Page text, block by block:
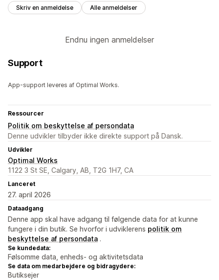
Skriv en anmeldelse Alle anmeldelser
Endnu ingen anmeldelser
Support
App-support leveres af Optimal Works.
Ressourcer
Politik om beskyttelse af persondata
Denne udvikler tilbyder ikke direkte support på Dansk.
Udvikler
Optimal Works
1122 3 St SE, Calgary, AB, T2G 1H7, CA
Lanceret
27. april 2026
Dataadgang
Denne app skal have adgang til følgende data for at kunne
fungere i din butik. Se hvorfor i udviklerens politik om
beskyttelse af persondata .
Se kundedata:
Følsomme data, enheds- og aktivitetsdata
Se data om medarbejdere og bidragydere:
Butiksejer